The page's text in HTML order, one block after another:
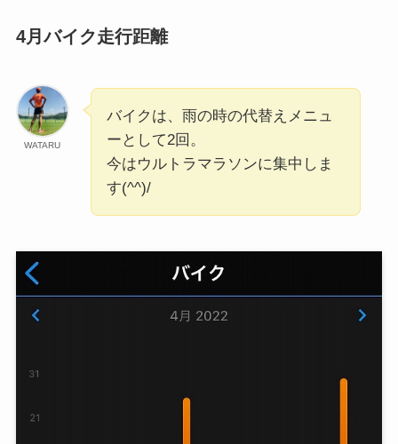
4月バイク走行距離
WATARU
バイクは、雨の時の代替えメニュ
ーとして2回。
今はウルトラマラソンに集中しま
す(^^)/